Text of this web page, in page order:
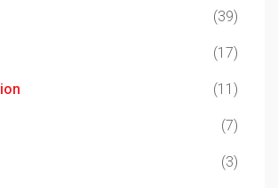
(39)
(17)
(11)
(7)
(3)